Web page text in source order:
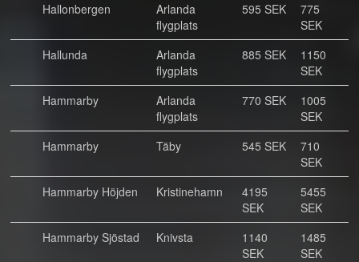
Hallonbergen
Arlanda
flygplats
595 SEK
775
SEK
Hallunda
Arlanda
flygplats
885 SEK
1150
SEK
Hammarby
Arlanda
flygplats
770 SEK
1005
SEK
Hammarby
Täby 545 SEK
710
SEK
Hammarby Höjden
Kristinehamn
4195
SEK
5455
SEK
Hammarby Sjöstad
Knivsta
1140
SEK
1485
SEK